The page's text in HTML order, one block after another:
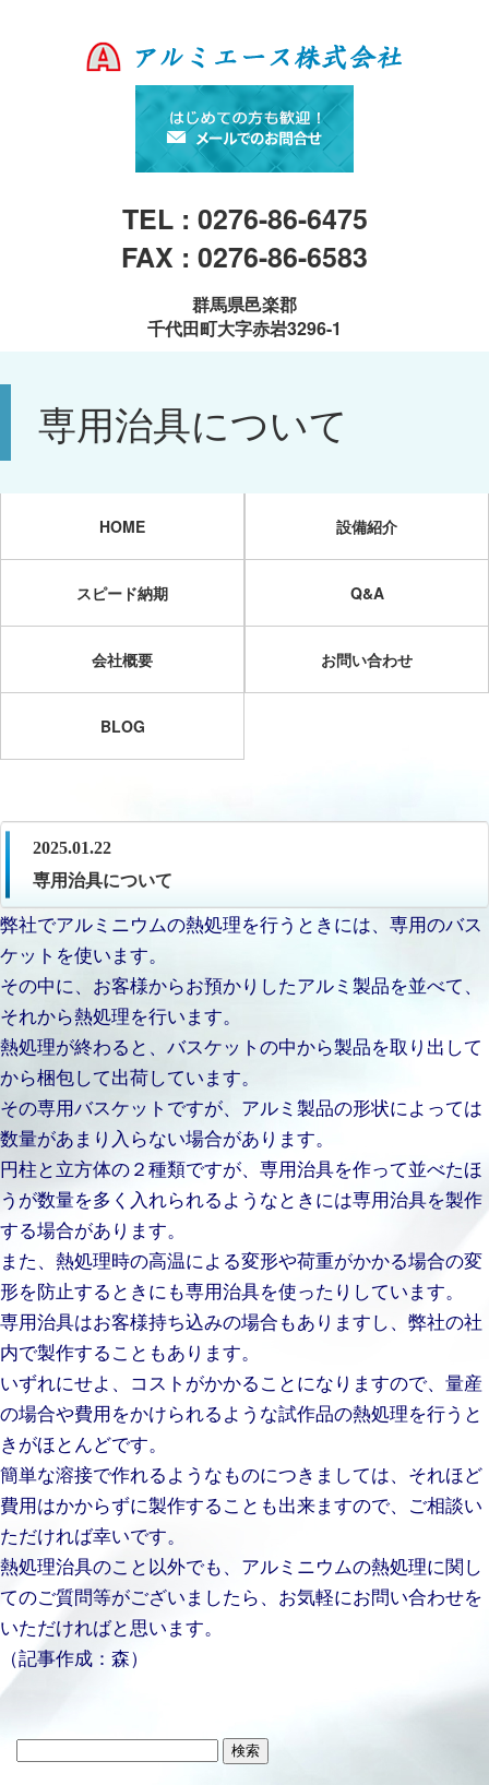
TEL : 0276-86-6475
FAX : 0276-86-6583
群馬県邑楽郡
千代田町大字赤岩3296-1
専用治具について
HOME 設備紹介
スピード納期 Q&A
会社概要 お問い合わせ
BLOG
2025.01.22
専用治具について
弊社でアルミニウムの熱処理を行うときには、専用のバス
ケットを使います。
その中に、お客様からお預かりしたアルミ製品を並べて、
それから熱処理を行います。
熱処理が終わると、バスケットの中から製品を取り出して
から梱包して出荷しています。
その専用バスケットですが、アルミ製品の形状によっては
数量があまり入らない場合があります。
円柱と立方体の２種類ですが、専用治具を作って並べたほ
うが数量を多く入れられるようなときには専用治具を製作
する場合があります。
また、熱処理時の高温による変形や荷重がかかる場合の変
形を防止するときにも専用治具を使ったりしています。
専用治具はお客様持ち込みの場合もありますし、弊社の社
内で製作することもあります。
いずれにせよ、コストがかかることになりますので、量産
の場合や費用をかけられるような試作品の熱処理を行うと
きがほとんどです。
簡単な溶接で作れるようなものにつきましては、それほど
費用はかからずに製作することも出来ますので、ご相談い
ただければ幸いです。
熱処理治具のこと以外でも、アルミニウムの熱処理に関し
てのご質問等がございましたら、お気軽にお問い合わせを
いただければと思います。
（記事作成：森）